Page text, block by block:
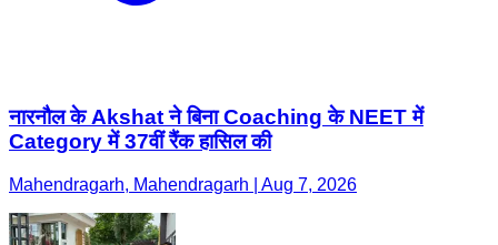
नारनौल के Akshat ने बिना Coaching के NEET में
Category में 37वीं रैंक हासिल की
Mahendragarh, Mahendragarh | Aug 7, 2026